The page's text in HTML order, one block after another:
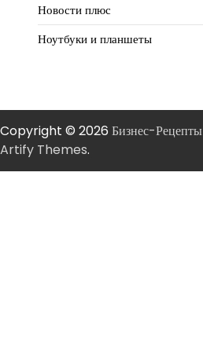
Новости плюс
Ноутбуки и планшеты
Copyright © 2026 Бизнес-Рецепты
Artify Themes.